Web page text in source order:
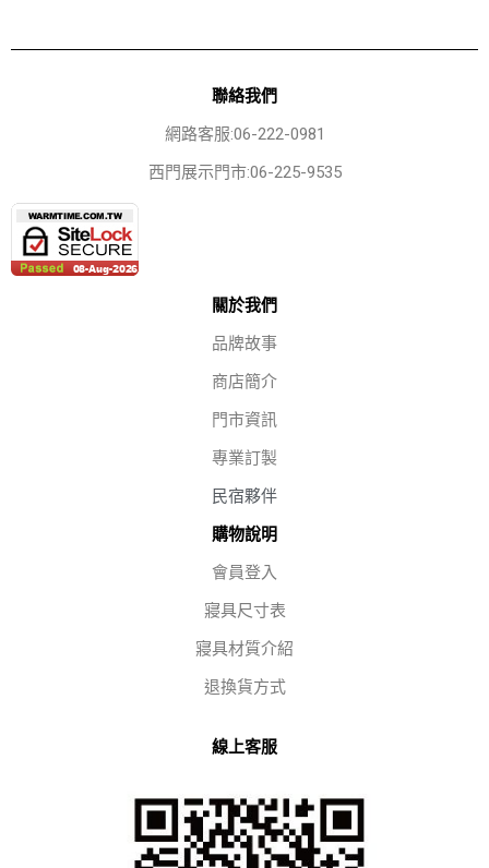
聯絡我們
網路客服:06-222-0981
西門展示門市:06-225-9535
關於我們
品牌故事
商店簡介
門市資訊
專業訂製
民宿夥伴
購物說明
會員登入
寢具尺寸表
寢具材質介紹
退換貨方式
線上客服